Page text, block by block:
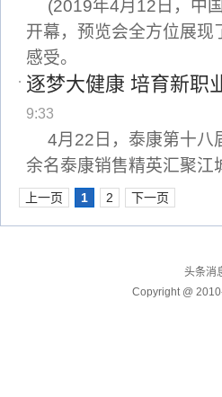
(2019年4月12日，中
开幕，预览会全方位展
感受。
逐梦大健康 培育新职
9:33
4月22日，泰康第十八
余名泰康销售精英汇聚江
上一页 1 2 下一页
头条消
Copyright @